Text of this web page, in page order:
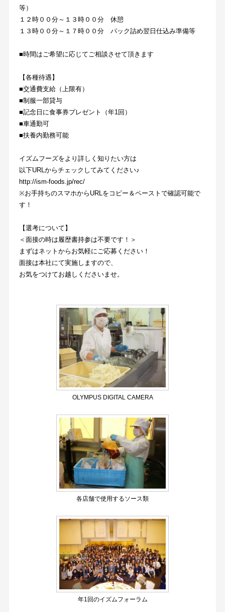
等）
１２時００分～１３時００分　休憩
１３時００分～１７時００分　パック詰め翌日仕込み準備等
■時間はご希望に応じてご相談させて頂きます
【各種待遇】
■交通費支給（上限有）
■制服一部貸与
■記念日に食事券プレゼント（年1回）
■車通勤可
■扶養内勤務可能
イズムフーズをより詳しく知りたい方は
以下URLからチェックしてみてください♪
http://ism-foods.jp/rec/
※お手持ちのスマホからURLをコピー＆ペーストで確認可能で
す！
【選考について】
＜面接の時は履歴書持参は不要です！＞
まずはネットからお気軽にご応募ください！
面接は本社にて実施しますので、
お気をつけてお越しくださいませ。
OLYMPUS DIGITAL CAMERA
各店舗で使用するソース類
年1回のイズムフォーラム